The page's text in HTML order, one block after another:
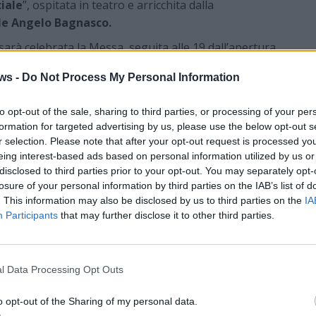
- Do Not Process My Personal Information
opt-out of the sale, sharing to third parties, or processing of your
for targeted advertising by us, please use the below opt-out
selection. Please note that after your opt-out request is processed
interest-based ads based on personal information utilized by us
to third parties prior to your opt-out. You may separately
of your personal information by third parties on the IAB’s list of
This information may also be disclosed by us to third parties on the
Participants that may further disclose it to other third parties.
Data Processing Opt Outs
opt-out of the Sharing of my personal data.
”, ospitata in teatro e arricchita dalla
Angelo Bagnasco.
celebrata la Messa, seguita alle 19 dall’apertura
un appuntamento musicale animato dal gruppo
in oratorio e i giochi per i
inizierà alle 10.30 con la Messa dedicata agli
pranzo in oratorio, con possibilità di
oppure tramite WhatsApp (380 159 4338). Il
secondo a scelta e torta per gli adulti, mentre
una formula dedicata.
ospiterà giochi e attività per bambini e